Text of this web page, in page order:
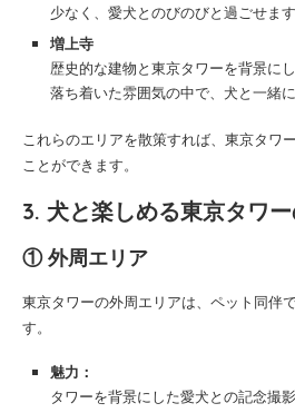
少なく、愛犬とのびのびと過ごせます
増上寺
歴史的な建物と東京タワーを背景に
落ち着いた雰囲気の中で、犬と一緒に
これらのエリアを散策すれば、東京タワ
ことができます。
3. 犬と楽しめる東京タワ
①外周エリア
東京タワーの外周エリアは、ペット同伴
す。
魅力：
タワーを背景にした愛犬との記念撮